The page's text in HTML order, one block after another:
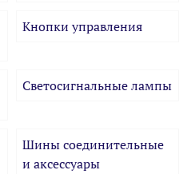
Кнопки управления
Светосигнальные лампы
Шины соединительные
и аксессуары